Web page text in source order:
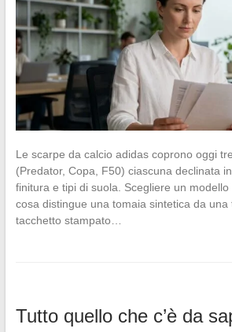
Le scarpe da calcio adidas coprono oggi
(Predator, Copa, F50) ciascuna declinata
finitura e tipi di suola. Scegliere un
cosa distingue una tomaia sintetica da una
tacchetto stampato…
Tutto quello che c’è da